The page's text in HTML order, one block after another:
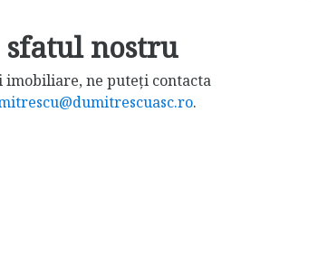
sfatul nostru
imobiliare, ne puteți contacta
.